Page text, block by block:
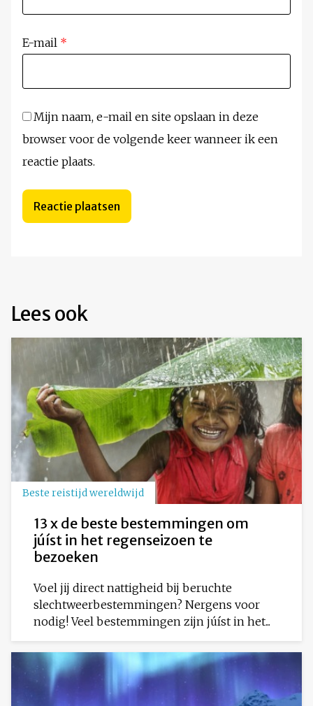
E-mail *
Mijn naam, e-mail en site opslaan in deze
browser voor de volgende keer wanneer ik een
reactie plaats.
Lees ook
Beste reistijd wereldwijd
13 x de beste bestemmingen om
júíst in het regenseizoen te
bezoeken
Voel jij direct nattigheid bij beruchte
slechtweerbestemmingen? Nergens voor
nodig! Veel bestemmingen zijn júíst in het...